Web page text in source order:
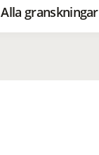
Alla granskningar